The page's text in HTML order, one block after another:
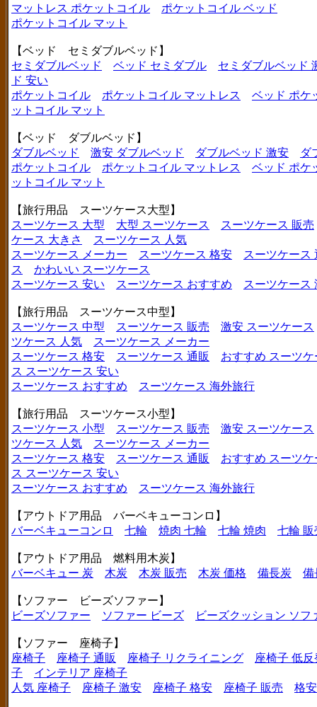
マットレス ポケットコイル
ポケットコイル ベッド
ポケットコイル マット
【ベッド セミダブルベッド】
セミダブルベッド
ベッド セミダブル
セミダブルベッド
ド 安い
ポケットコイル
ポケットコイル マットレス
ベッド ポケ
ットコイル マット
【ベッド ダブルベッド】
ダブルベッド
激安 ダブルベッド ダブルベッド 激安
ダ
ポケットコイル
ポケットコイル マットレス
ベッド ポケ
ットコイル マット
【旅行用品 スーツケース大型】
スーツケース 大型
大型 スーツケース
スーツケース 販売
ケース 大きさ
スーツケース 人気
スーツケース メーカー
スーツケース 格安
スーツケース
ス
かわいい スーツケース
スーツケース 安い
スーツケース おすすめ スーツケース
【旅行用品 スーツケース中型】
スーツケース 中型
スーツケース 販売
激安 スーツケース
ツケース 人気
スーツケース メーカー
スーツケース 格安
スーツケース 通販
おすすめ スーツケ
ス スーツケース 安い
スーツケース おすすめ
スーツケース 海外旅行
【旅行用品 スーツケース小型】
スーツケース 小型
スーツケース 販売
激安 スーツケース
ツケース 人気
スーツケース メーカー
スーツケース 格安
スーツケース 通販
おすすめ スーツケ
ス スーツケース 安い
スーツケース おすすめ
スーツケース 海外旅行
【アウトドア用品 バーベキューコンロ】
バーベキューコンロ
七輪 焼肉 七輪 七輪 焼肉 七輪 販
【アウトドア用品 燃料用木炭】
バーベキュー 炭
木炭 木炭 販売 木炭 価格 備長炭 備
【ソファー ビーズソファー】
ビーズソファー
ソファー ビーズ ビーズクッション ソフ
【ソファー 座椅子】
座椅子
座椅子 通販 座椅子 リクライニング
座椅子 低反
子
インテリア 座椅子
人気 座椅子
座椅子 激安 座椅子 格安 座椅子 販売 格